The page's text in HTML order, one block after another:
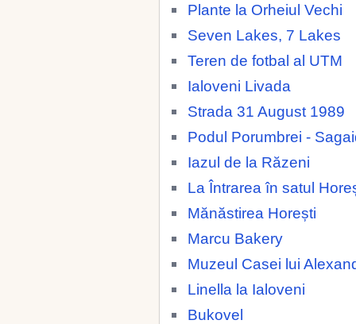
Plante la Orheiul Vechi
Seven Lakes, 7 Lakes
Teren de fotbal al UTM
Ialoveni Livada
Strada 31 August 1989
Podul Porumbrei -
Iazul de la Răzeni
La Întrarea în satul
Mănăstirea Horești
Marcu Bakery
Muzeul Casei lui
Linella la Ialoveni
Bukovel